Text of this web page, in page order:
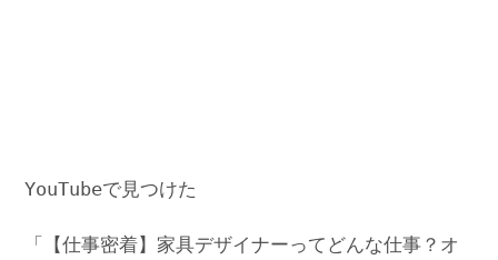
YouTubeで見つけた
「【仕事密着】家具デザイナーってどんな仕事？オ